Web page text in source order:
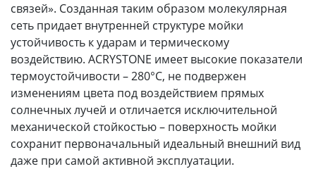
связей». Созданная таким образом молекулярная
сеть придает внутренней структуре мойки
устойчивость к ударам и термическому
воздействию. ACRYSTONE имеет высокие показатели
термоустойчивости – 280°С, не подвержен
изменениям цвета под воздействием прямых
солнечных лучей и отличается исключительной
механической стойкостью – поверхность мойки
сохранит первоначальный идеальный внешний вид
даже при самой активной эксплуатации.